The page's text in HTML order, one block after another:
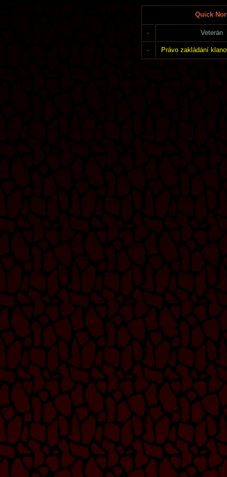
Quick
- Veterán
- Právo zakládání